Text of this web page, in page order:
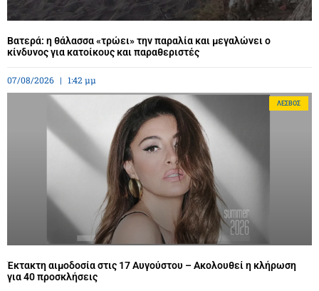
Βατερά: η θάλασσα «τρώει» την παραλία και μεγαλώνει ο
κίνδυνος για κατοίκους και παραθεριστές
07/08/2026 1:42 μμ
ΛΈΣΒΟΣ
Έκτακτη αιμοδοσία στις 17 Αυγούστου – Ακολουθεί η κλήρωση
για 40 προσκλήσεις